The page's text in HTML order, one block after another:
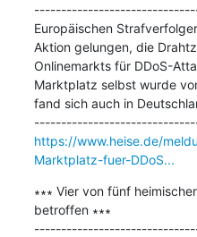
Europäischen
Aktion gelungen, die
Onlinemarkts für DDoS-
Marktplatz selbst wurde
fand sich auch in
https://www.heise.de/
Marktplatz-fuer-DDoS...
∗∗∗ Vier von fünf
betroffen ∗∗∗